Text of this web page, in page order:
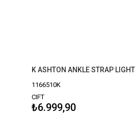
1166510K
CIFT
₺6.999,90